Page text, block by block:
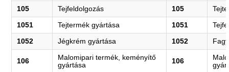
105 Tejfeldolgozás 105
1051 Tejtermék gyártása 1051
1052 Jégkrém gyártása 1052
106
Malomipari termék, keményítő
gyártása
106